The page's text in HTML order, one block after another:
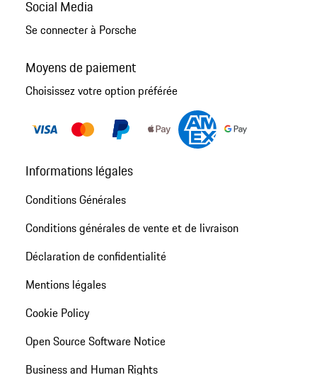
Social Media
Se connecter à Porsche
Moyens de paiement
Choisissez votre option préférée
Informations légales
Conditions Générales
Conditions générales de vente et de livraison
Déclaration de confidentialité
Mentions légales
Cookie Policy
Open Source Software Notice
Business and Human Rights